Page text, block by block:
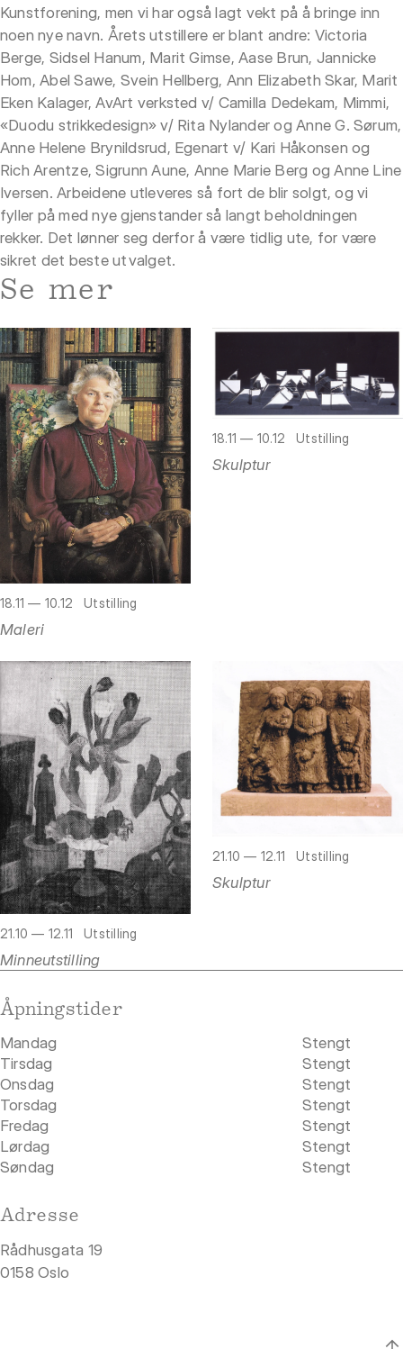
Kunstforening, men vi har også lagt vekt på å bringe inn
noen nye navn. Årets utstillere er blant andre: Victoria
Berge, Sidsel Hanum, Marit Gimse, Aase Brun, Jannicke
Hom, Abel Sawe, Svein Hellberg, Ann Elizabeth Skar, Marit
Eken Kalager, AvArt verksted v/ Camilla Dedekam, Mimmi,
«Duodu strikkedesign» v/ Rita Nylander og Anne G. Sørum,
Anne Helene Brynildsrud, Egenart v/ Kari Håkonsen og
Rich Arentze, Sigrunn Aune, Anne Marie Berg og Anne Line
Iversen. Arbeidene utleveres så fort de blir solgt, og vi
fyller på med nye gjenstander så langt beholdningen
rekker. Det lønner seg derfor å være tidlig ute, for være
sikret det beste utvalget.
Se mer
18.11 — 10.12 Utstilling
Maleri
18.11 — 10.12 Utstilling
Skulptur
21.10 — 12.11 Utstilling
Minneutstilling
21.10 — 12.11 Utstilling
Skulptur
Åpningstider
Mandag
Stengt
Tirsdag
Stengt
Onsdag
Stengt
Torsdag
Stengt
Fredag
Stengt
Lørdag
Stengt
Søndag
Stengt
Adresse
Rådhusgata 19
0158 Oslo